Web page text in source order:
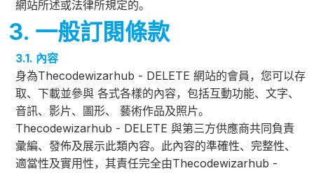
網站所述或法律所規定的。
3. 一般訂閱條款
3.1. 內容
身為Thecodewizarhub - DELETE 網站的會員，您可以存
取、下載並參與 各式各樣的內容，包括互動功能、文字、
音訊、影片、圖形、 藝術作品及照片。
Thecodewizarhub - DELETE 與第三方供應商共同負責
彙編、發佈及展示此類內容。此內容的準確性、完整性、
適當性及實用性，其責任完全由Thecodewizarhub -